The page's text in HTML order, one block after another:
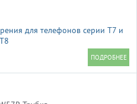
для телефонов серии Т7 и
T8